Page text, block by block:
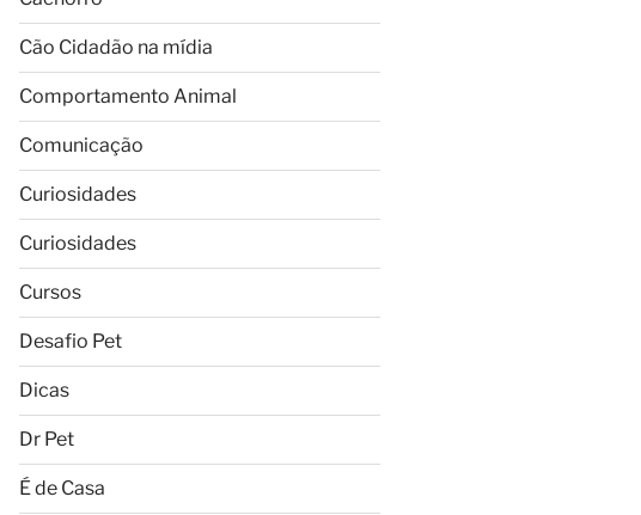
Cão Cidadão na mídia
Comportamento Animal
Comunicação
Curiosidades
Curiosidades
Cursos
Desafio Pet
Dicas
Dr Pet
É de Casa